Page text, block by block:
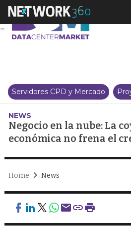
Negocio
Servidores CPD y Mercado
NEWS
Negocio en la nube: La
económica no frena el
Home News